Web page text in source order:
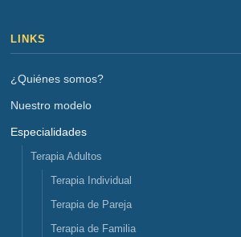
LINKS
¿Quiénes somos?
Nuestro modelo
Especialidades
Terapia Adultos
Terapia Individual
Terapia de Pareja
Terapia de Familia